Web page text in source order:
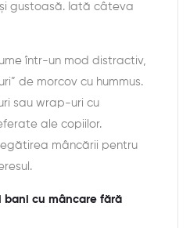
gustoasă. Iată câteva
într-un mod distractiv,
de morcov cu hummus.
sau wrap-uri cu
ale copiilor.
mâncării pentru
bani cu mâncare fără